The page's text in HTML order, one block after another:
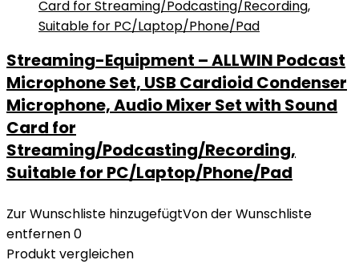
Streaming-Equipment – ALLWIN Podcast
Microphone Set, USB Cardioid Condenser
Microphone, Audio Mixer Set with Sound
Card for
Streaming/Podcasting/Recording,
Suitable for PC/Laptop/Phone/Pad
Zur Wunschliste hinzugefügtVon der Wunschliste
entfernen0
Produkt vergleichen